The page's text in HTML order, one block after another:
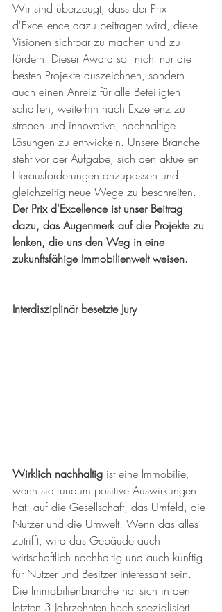
Wir sind überzeugt, dass der Prix
d'Excellence dazu beitragen wird, diese
Visionen sichtbar zu machen und zu
fördern. Dieser Award soll nicht nur die
besten Projekte auszeichnen, sondern
auch einen Anreiz für alle Beteiligten
schaffen, weiterhin nach Exzellenz zu
streben und innovative, nachhaltige
Lösungen zu entwickeln. Unsere Branche
steht vor der Aufgabe, sich den aktuellen
Herausforderungen anzupassen und
gleichzeitig neue Wege zu beschreiten.
Der Prix d'Excellence ist unser Beitrag
dazu, das Augenmerk auf die Projekte zu
lenken, die uns den Weg in eine
zukunftsfähige Immobilienwelt weisen.
Interdisziplinär besetzte Jury
Wirklich nachhaltig ist eine Immobilie,
wenn sie rundum positive Auswirkungen
hat: auf die Gesellschaft, das Umfeld, die
Nutzer und die Umwelt. Wenn das alles
zutrifft, wird das Gebäude auch
wirtschaftlich nachhaltig und auch künftig
für Nutzer und Besitzer interessant sein.
Die Immobilienbranche hat sich in den
letzten 3 Jahrzehnten hoch spezialisiert,